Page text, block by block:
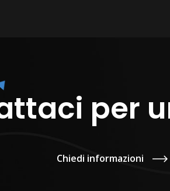
per
Chiedi informazioni